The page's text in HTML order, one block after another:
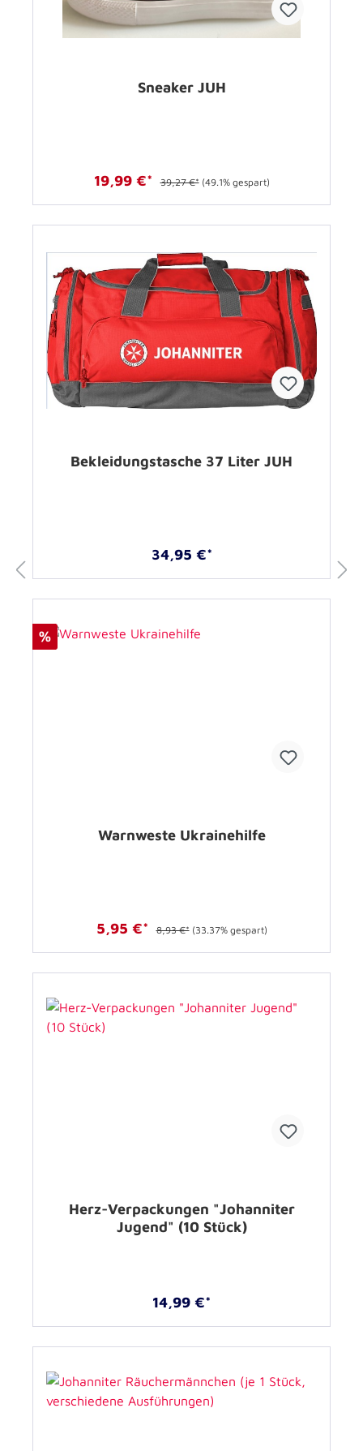
Sneaker JUH
19,99 €* 39,27 €* (49.1% gespart)
Bekleidungstasche 37 Liter JUH
34,95 €*
%
Warnweste Ukrainehilfe
5,95 €* 8,93 €* (33.37% gespart)
Herz-Verpackungen "Johanniter
Jugend" (10 Stück)
14,99 €*